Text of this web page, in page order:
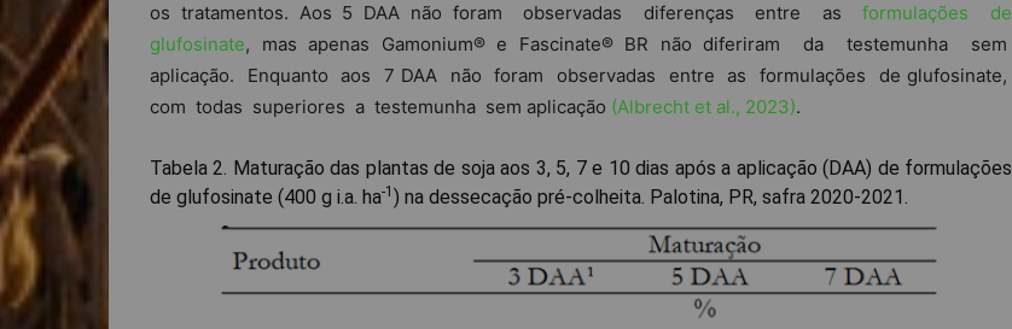
os tratamentos. Aos 5 DAA não foram observadas diferenças entre asformulações de
glufosinate, mas apenas Gamonium® e Fascinate® BR não diferiram da testemunha sem
aplicação. Enquanto aos 7 DAA não foram observadas entre as formulações de glufosinate,
com todas superiores a testemunha sem aplicação (Albrecht et al., 2023).
Tabela 2. Maturação das plantas de soja aos 3, 5, 7 e 10 dias após a aplicação (DAA) de formulações
de glufosinate (400 g i.a. ha-1 ) na dessecação pré-colheita. Palotina, PR, safra 2020-2021.